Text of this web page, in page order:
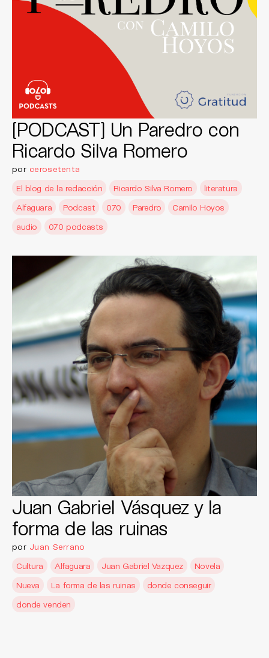
[PODCAST] Un Paredro con
Ricardo Silva Romero
por cerosetenta
El blog de la redacción
Ricardo Silva Romero
literatura
Alfaguara
Podcast 070 Paredro
Camilo Hoyos
audio
070 podcasts
Juan Gabriel Vásquez y la
forma de las ruinas
por Juan Serrano
Cultura
Alfaguara Juan Gabriel Vazquez
Novela
Nueva
La forma de las ruinas
donde conseguir
donde venden